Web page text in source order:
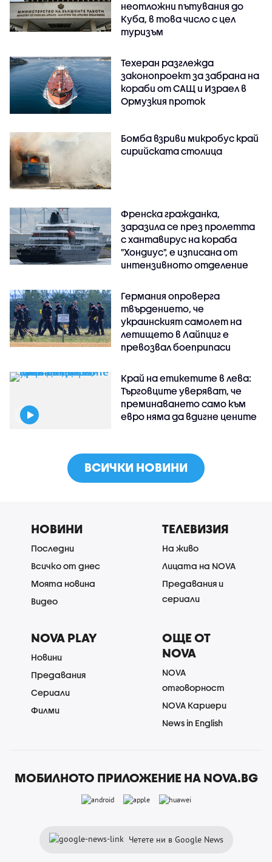
неотложни пътувания до
Куба, в това число с цел
туризъм
Техеран разглежда
законопроект за забрана на
кораби от САЩ и Израел в
Ормузкия проток
Бомба взриви микробус край
сирийската столица
Френска гражданка,
заразила се през пролетта
с хантавирус на кораба
"Хондиус", е изписана от
интензивното отделение
Германия опроверга
твърдението, че
украинският самолет на
летището в Лайпциг е
превозвал боеприпаси
Край на етикетите в лева:
Търговците уверяват, че
преминаването само към
евро няма да вдигне цените
ВСИЧКИ НОВИНИ
НОВИНИ
Последни
Всичко от днес
Моята новина
Видео
ТЕЛЕВИЗИЯ
На живо
Лицата на NOVA
Предавания и
сериали
NOVA PLAY
Новини
Предавания
Сериали
Филми
ОЩЕ ОТ
NOVA
NOVA
отговорност
NOVA Кариери
News in English
МОБИЛНОТО ПРИЛОЖЕНИЕ НА NOVA.BG
Четете ни в Google News